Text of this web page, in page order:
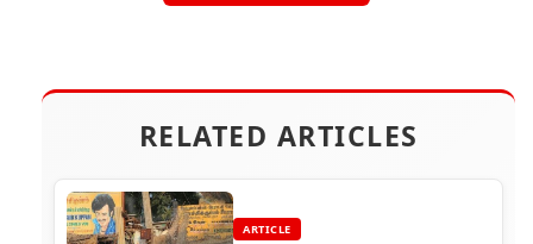
RELATED ARTICLES
ARTICLE